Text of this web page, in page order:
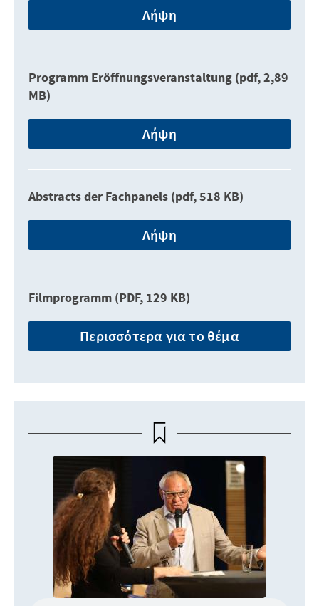
Λήψη
Programm Eröffnungsveranstaltung (pdf, 2,89
MB)
Λήψη
Abstracts der Fachpanels (pdf, 518 KB)
Λήψη
Filmprogramm (PDF, 129 KB)
Περισσότερα για το θέμα